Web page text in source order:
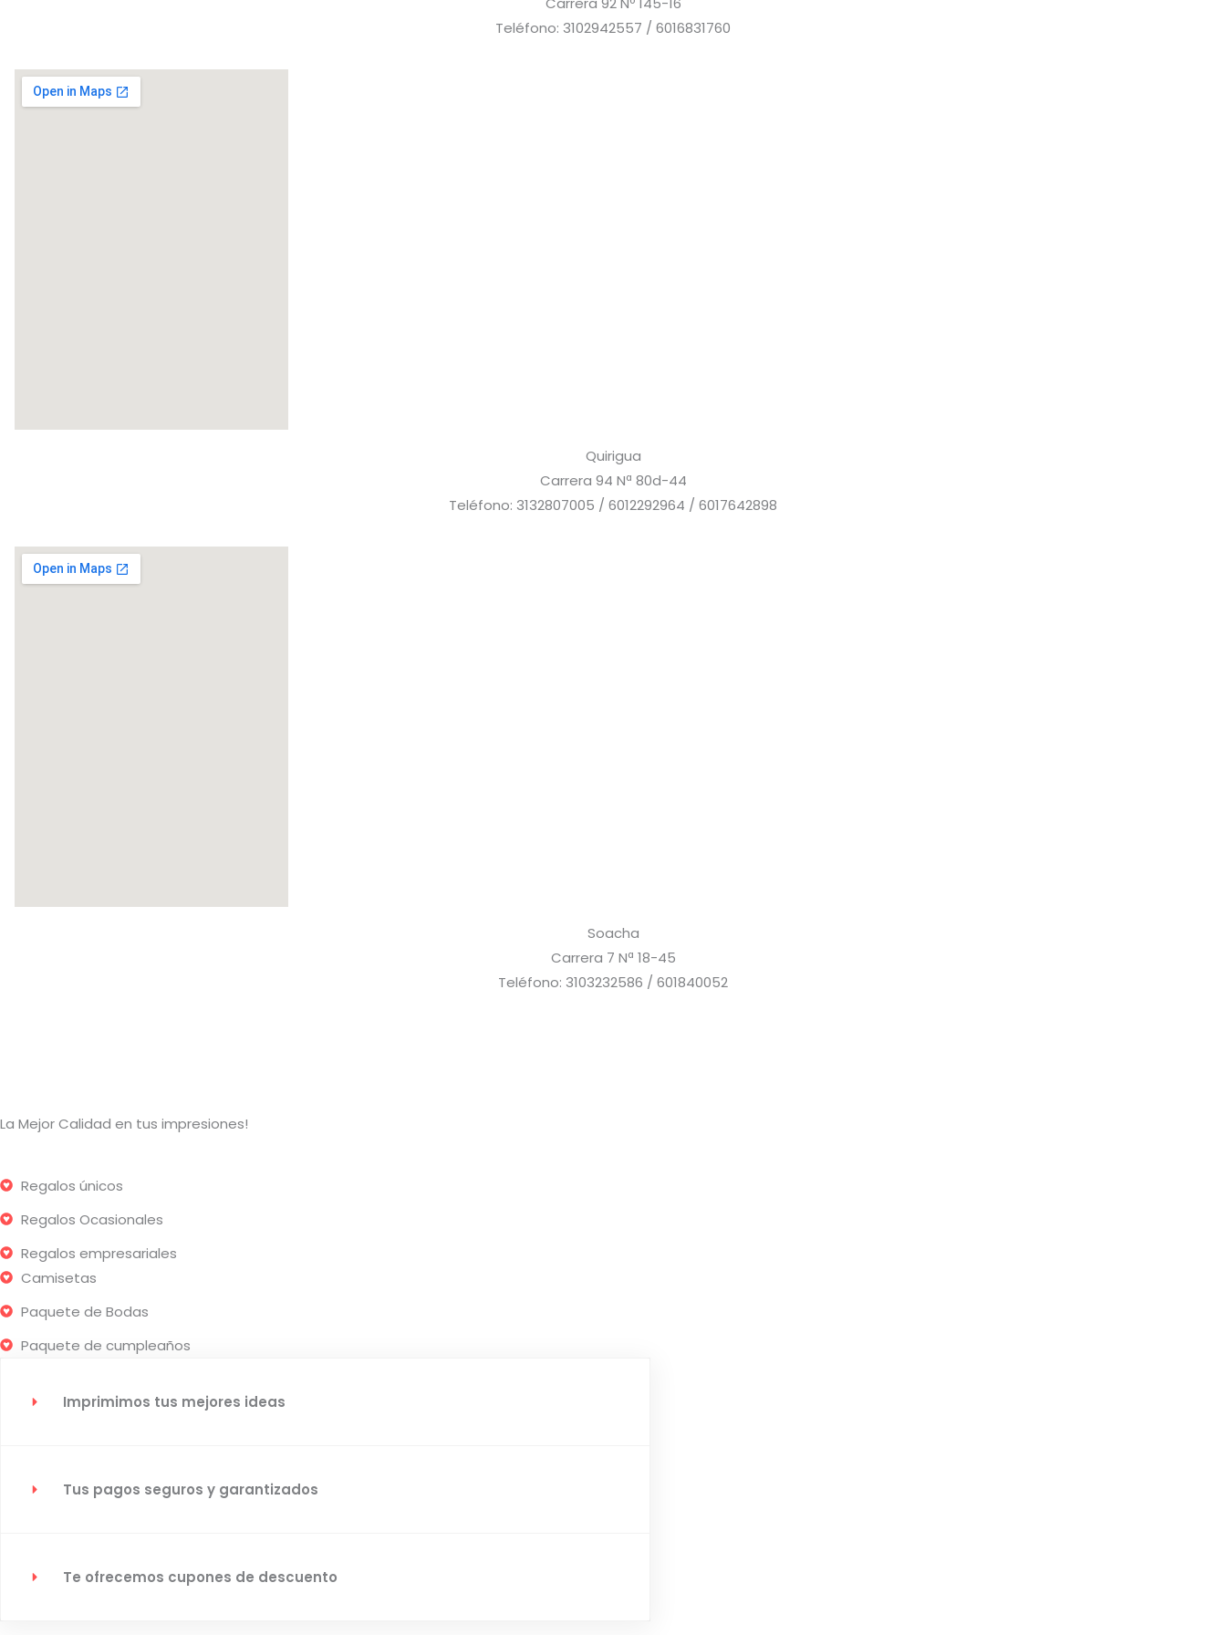
Teléfono: 3102942557 / 6016831760
Quirigua
Carrera 94 Nª 80d-44
Teléfono: 3132807005 / 6012292964 / 6017642898
Soacha
Carrera 7 Nª 18-45
Teléfono: 3103232586 / 601840052
La Mejor Calidad en tus impresiones!
Regalos únicos
Regalos Ocasionales
Regalos empresariales
Camisetas
Paquete de Bodas
Paquete de cumpleaños
Imprimimos tus mejores ideas
Tus pagos seguros y garantizados
Te ofrecemos cupones de descuento